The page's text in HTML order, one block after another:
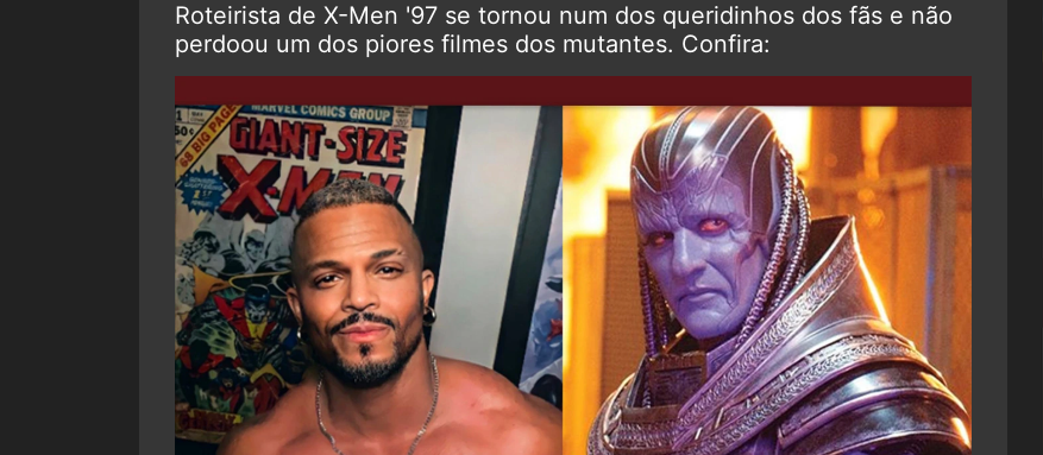
Roteirista de X-Men '97 se tornou num dos queridinhos dos fãs e não
perdoou um dos piores filmes dos mutantes. Confira: